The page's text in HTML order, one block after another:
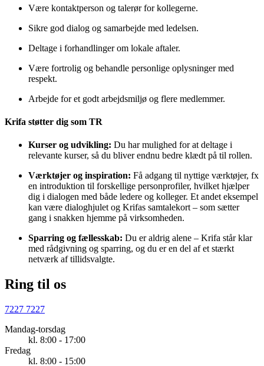
Være kontaktperson og talerør for kollegerne.
Sikre god dialog og samarbejde med ledelsen.
Deltage i forhandlinger om lokale aftaler.
Være fortrolig og behandle personlige oplysninger med
respekt.
Arbejde for et godt arbejdsmiljø og flere medlemmer.
Krifa støtter dig som TR
Kurser og udvikling: Du har mulighed for at deltage i
relevante kurser, så du bliver endnu bedre klædt på til rollen.
Værktøjer og inspiration: Få adgang til nyttige værktøjer, fx
en introduktion til forskellige personprofiler, hvilket hjælper
dig i dialogen med både ledere og kolleger. Et andet eksempel
kan være dialoghjulet og Krifas samtalekort – som sætter
gang i snakken hjemme på virksomheden.
Sparring og fællesskab: Du er aldrig alene – Krifa står klar
med rådgivning og sparring, og du er en del af et stærkt
netværk af tillidsvalgte.
Ring til os
7227 7227
Mandag-torsdag
kl. 8:00 - 17:00
Fredag
kl. 8:00 - 15:00